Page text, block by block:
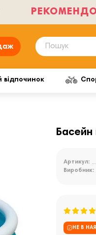
відпочинок
Басейн
Артикул:
Виробник:
НЕ В